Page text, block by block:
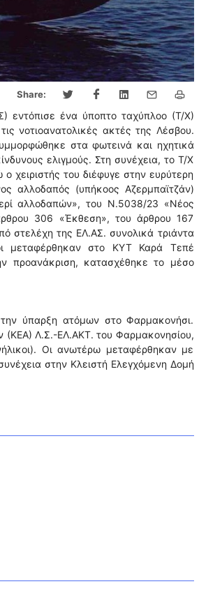
Share:
εντόπισε ένα ύποπτο ταχύπλοο (Τ/Χ)
νοτιοανατολικές ακτές της Λέσβου.
στα φωτεινά και ηχητικά
ελιγμούς. Στη συνέχεια, το Τ/Χ
χειριστής του διέφυγε στην ευρύτερη
αλλοδαπός (υπήκοος Αζερμπαϊτζάν)
αλλοδαπών», του Ν.5038/23 «Νέος
306 «Έκθεση», του άρθρου 167
στελέχη της ΕΛ.ΑΣ. συνολικά τριάντα
μεταφέρθηκαν στο ΚΥΤ Καρά Τεπέ
προανάκριση, κατασχέθηκε το μέσο
ύπαρξη ατόμων στο Φαρμακονήσι.
(ΚΕΑ) Λ.Σ.-ΕΛ.ΑΚΤ. του Φαρμακονησίου,
Οι ανωτέρω μεταφέρθηκαν με
στην Κλειστή Ελεγχόμενη Δομή